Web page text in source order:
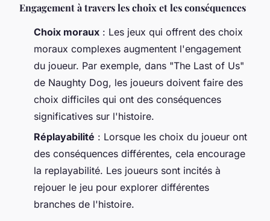
Engagement à travers les choix et les conséquences
Choix moraux : Les jeux qui offrent des choix
moraux complexes augmentent l'engagement
du joueur. Par exemple, dans "The Last of Us"
de Naughty Dog, les joueurs doivent faire des
choix difficiles qui ont des conséquences
significatives sur l'histoire.
Réplayabilité : Lorsque les choix du joueur ont
des conséquences différentes, cela encourage
la replayabilité. Les joueurs sont incités à
rejouer le jeu pour explorer différentes
branches de l'histoire.